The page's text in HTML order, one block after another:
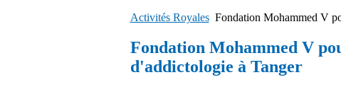
Activités Royales Fondation Mohammed V
Fondation Mohammed V
d'addictologie à Tanger